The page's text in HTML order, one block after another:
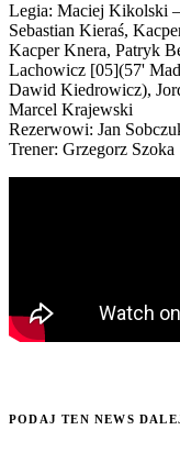
Legia: Maciej Kikolski
Sebastian Kieraś,
Kacper Knera, Patryk
Lachowicz [05](57'
Dawid Kiedrowicz),
Marcel Krajewski
Rezerwowi: Jan
Trener: Grzegorz Szoka
PODAJ TEN NEWS